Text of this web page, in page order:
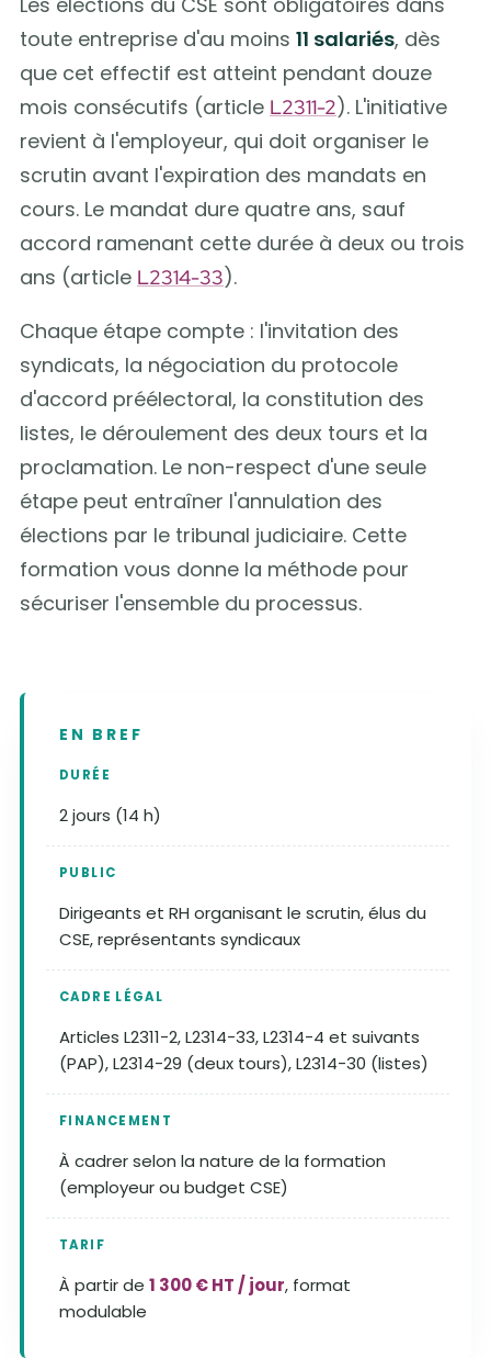
toute entreprise d'au moins 11 salariés, dès
que cet effectif est atteint pendant douze
mois consécutifs (article L2311-2). L'initiative
revient à l'employeur, qui doit organiser le
scrutin avant l'expiration des mandats en
cours. Le mandat dure quatre ans, sauf
accord ramenant cette durée à deux ou trois
ans (article L2314-33).
Chaque étape compte : l'invitation des
syndicats, la négociation du protocole
d'accord préélectoral, la constitution des
listes, le déroulement des deux tours et la
proclamation. Le non-respect d'une seule
étape peut entraîner l'annulation des
élections par le tribunal judiciaire. Cette
formation vous donne la méthode pour
sécuriser l'ensemble du processus.
EN BREF
DURÉE
2 jours (14 h)
PUBLIC
Dirigeants et RH organisant le scrutin, élus du
CSE, représentants syndicaux
CADRE LÉGAL
Articles L2311-2, L2314-33, L2314-4 et suivants
(PAP), L2314-29 (deux tours), L2314-30 (listes)
FINANCEMENT
À cadrer selon la nature de la formation
(employeur ou budget CSE)
TARIF
À partir de 1 300 € HT / jour, format
modulable